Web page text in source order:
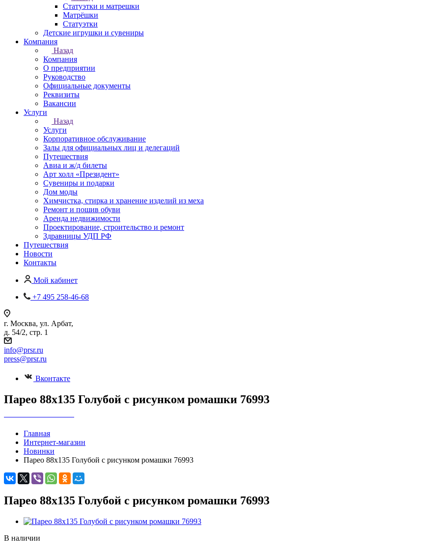
Статуэтки и матрешки
Матрёшки
Статуэтки
Детские игрушки и сувениры
Компания
Назад
Компания
О предприятии
Руководство
Официальные документы
Реквизиты
Вакансии
Услуги
Назад
Услуги
Корпоративное обслуживание
Залы для официальных лиц и делегаций
Путешествия
Авиа и ж/д билеты
Арт холл «Президент»
Сувениры и подарки
Дом моды
Химчистка, стирка и хранение изделий из меха
Ремонт и пошив обуви
Аренда недвижимости
Проектирование, строительство и ремонт
Здравницы УДП РФ
Путешествия
Новости
Контакты
Мой кабинет
+7 495 258-46-68
г. Москва, ул. Арбат,
д. 54/2, стр. 1
info@prsr.ru
press@prsr.ru
Вконтакте
Парео 88х135 Голубой с рисунком ромашки 76993
Главная
Интернет-магазин
Новинки
Парео 88х135 Голубой с рисунком ромашки 76993
Парео 88х135 Голубой с рисунком ромашки 76993
В наличии